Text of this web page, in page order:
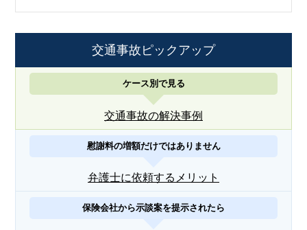
交通事故ピックアップ
ケース別で見る
交通事故の解決事例
慰謝料の増額だけではありません
弁護士に依頼するメリット
保険会社から示談案を提示されたら